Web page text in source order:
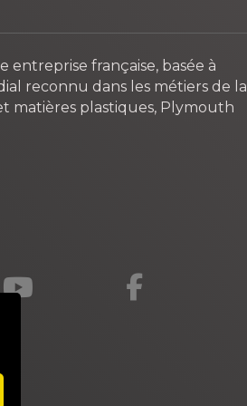
entreprise française, basée à
reconnu dans les métiers de la
matières plastiques, Plymouth